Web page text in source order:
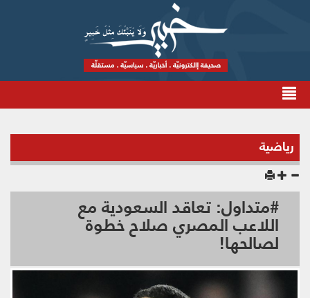
رياضية
#متداول: تعاقد السعودية مع
اللاعب المصري صلاح خطوة
لصالحها!